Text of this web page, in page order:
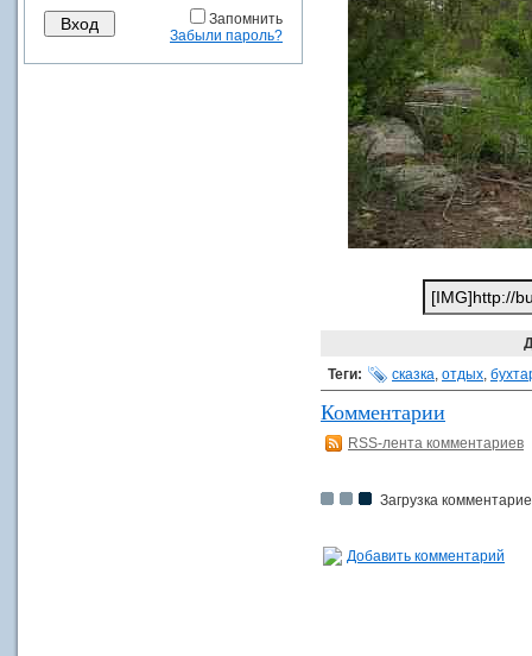
Запомнить
Забыли пароль?
Теги:
сказка, отдых,
Комментарии
RSS-лента комментариев
Загрузка
Добавить комментарий